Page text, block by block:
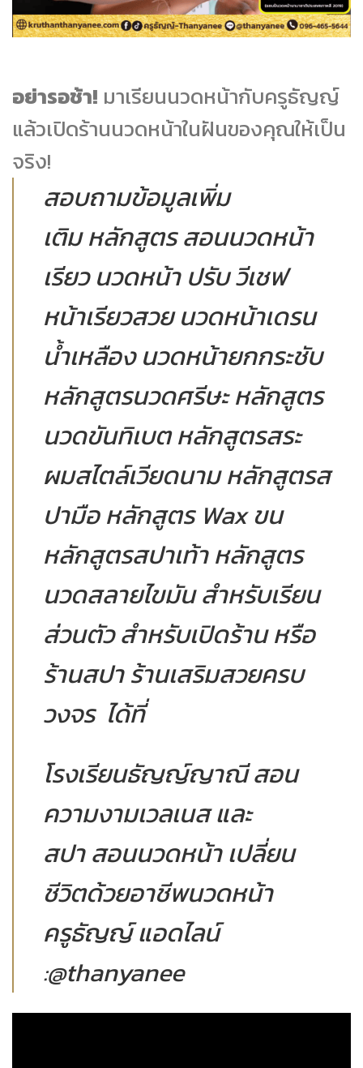
อย่ารอช้า! มาเรียนนวดหน้ากับครูธัญญ์
แล้วเปิดร้านนวดหน้าในฝันของคุณให้เป็น
จริง!
สอบถามข้อมูลเพิ่ม
เติม หลักสูตร สอนนวดหน้า
เรียว นวดหน้า ปรับ วีเชฟ
หน้าเรียวสวย นวดหน้าเดรน
น้ำเหลือง นวดหน้ายกกระชับ
หลักสูตรนวดศรีษะ หลักสูตร
นวดขันทิเบต หลักสูตรสระ
ผมสไตล์เวียดนาม หลักสูตรส
ปามือ หลักสูตร Wax ขน
หลักสูตรสปาเท้า หลักสูตร
นวดสลายไขมัน สำหรับเรียน
ส่วนตัว สำหรับเปิดร้าน หรือ
ร้านสปา ร้านเสริมสวยครบ
วงจร ได้ที่
โรงเรียนธัญญ์ญาณี สอน
ความงามเวลเนส และ
สปา สอนนวดหน้า เปลี่ยน
ชีวิตด้วยอาชีพนวดหน้า
ครูธัญญ์ แอดไลน์
:@thanyanee